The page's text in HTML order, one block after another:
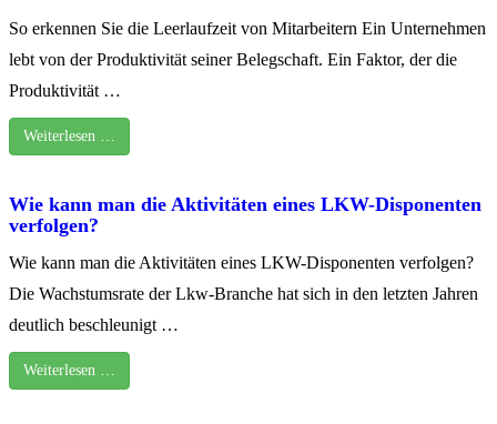
So erkennen Sie die Leerlaufzeit von Mitarbeitern Ein Unternehmen
lebt von der Produktivität seiner Belegschaft. Ein Faktor, der die
Produktivität …
Weiterlesen …
Wie kann man die Aktivitäten eines LKW-Disponenten
verfolgen?
Wie kann man die Aktivitäten eines LKW-Disponenten verfolgen?
Die Wachstumsrate der Lkw-Branche hat sich in den letzten Jahren
deutlich beschleunigt …
Weiterlesen …